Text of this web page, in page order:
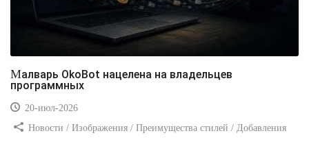
Малварь OkoBot нацелена на владельцев
программных
20-июл-2026
Новости / Изображения / Преимущества стилей / Добавления